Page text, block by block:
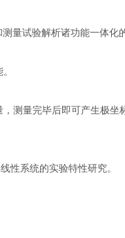
量试验解析诸功能一体
测量完毕后即可产生极
性系统的实验特性研究。